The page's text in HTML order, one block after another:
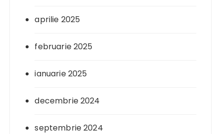
aprilie 2025
februarie 2025
ianuarie 2025
decembrie 2024
septembrie 2024